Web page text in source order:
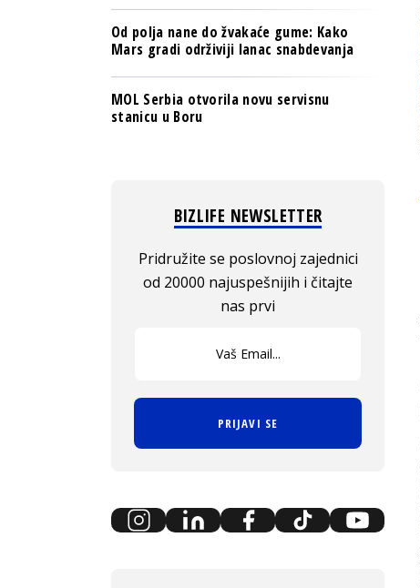
Od polja nane do žvakaće gume: Kako
Mars gradi održiviji lanac snabdevanja
MOL Serbia otvorila novu servisnu
stanicu u Boru
BIZLIFE NEWSLETTER
Pridružite se poslovnoj zajednici
od 20000 najuspešnijih i čitajte
nas prvi
PRIJAVI SE